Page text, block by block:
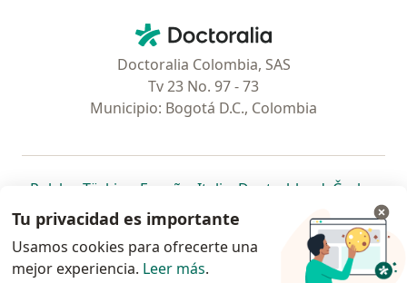
Doctoralia - Página de inicio
Doctoralia Colombia, SAS
Tv 23 No. 97 - 73
Municipio: Bogotá D.C., Colombia
Polska se abre en una nueva pestaña
Türkiye se abre en una nueva pestaña
España se abre en una nueva pestaña
Italia se abre en una nueva
Deutschlandse abre en
Česko
Portugal
se abre en una nueva pestaña
México se abre en una nueva pestaña
Chile se abre en una nueva pestaña
Brasil se abre en una nueva
se abre en
se
se abre en una nueva
www.doctoralia.co © 2026 - Encuentra tu
Tu privacidad es importante
Usamos cookies para ofrecerte una
mejor experiencia. Leer más.